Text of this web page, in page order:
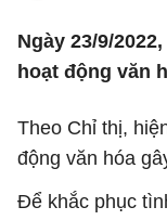
Ngày 23/9/
hoạt động văn
Theo Chỉ thị,
động văn hóa
Để khắc phục